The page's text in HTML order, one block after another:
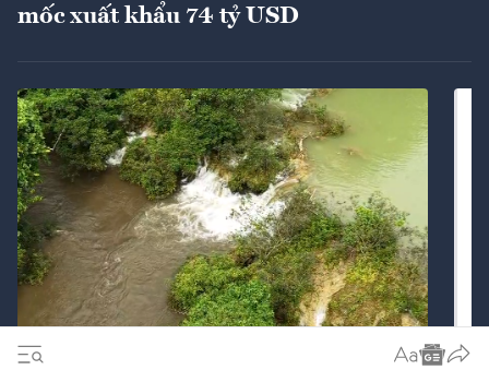
mốc xuất khẩu 74 tỷ USD